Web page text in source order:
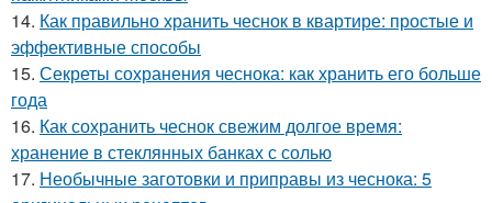
14. Как правильно хранить чеснок в квартире: простые и
эффективные способы
15. Секреты сохранения чеснока: как хранить его больше
года
16. Как сохранить чеснок свежим долгое время:
хранение в стеклянных банках с солью
17. Необычные заготовки и приправы из чеснока: 5